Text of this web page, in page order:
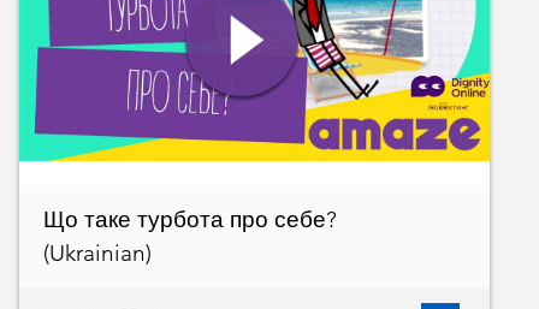
Що таке турбота про себе?
(Ukrainian)